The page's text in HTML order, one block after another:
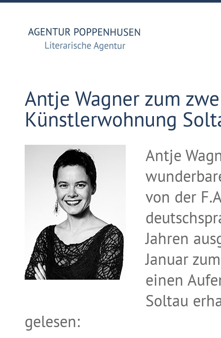
Antje Wagner zum
Künstlerwohnung
Antje
von der
Jahren
Januar
einen
Soltau
gelesen: